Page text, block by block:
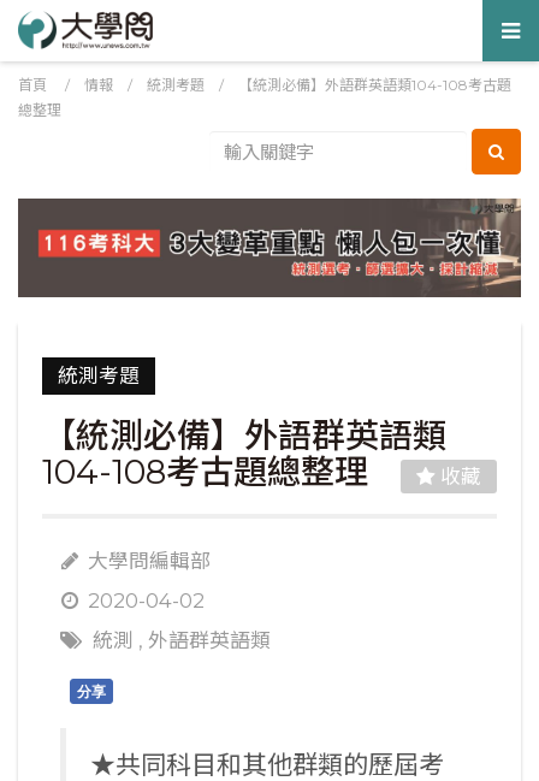
首頁 / 情報 / 統測考題 /
【統測必備】外語群英語類104-108考古題
總整理
統測考題
【統測必備】外語群英語類
104-108考古題總整理
收藏
大學問編輯部
2020-04-02
統測 , 外語群英語類
分享
★共同科目和其他群類的歷屆考